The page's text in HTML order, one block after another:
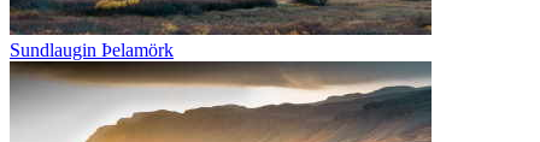
Sundlaugin Þelamörk